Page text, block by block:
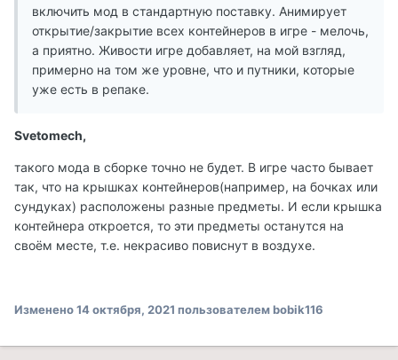
включить мод в стандартную поставку. Анимирует
открытие/закрытие всех контейнеров в игре - мелочь,
а приятно. Живости игре добавляет, на мой взгляд,
примерно на том же уровне, что и путники, которые
уже есть в репаке.
Svetomech,
такого мода в сборке точно не будет. В игре часто бывает
так, что на крышках контейнеров(например, на бочках или
сундуках) расположены разные предметы. И если крышка
контейнера откроется, то эти предметы останутся на
своём месте, т.е. некрасиво повиснут в воздухе.
Изменено14 октября, 2021 пользователем bobik116